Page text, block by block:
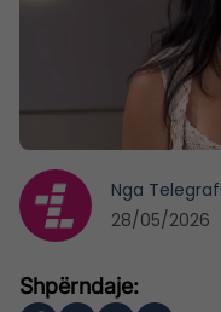
Nga Telegrafi
28/05/2026